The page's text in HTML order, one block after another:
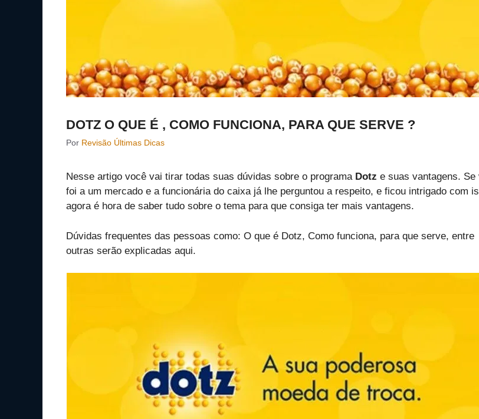
DOTZ O QUE É , COMO FUNCIONA, PARA QUE SERVE ?
Por Revisão Últimas Dicas
Nesse artigo você vai tirar todas suas dúvidas sobre o programa Dotz e suas vantagens. Se
foi a um mercado e a funcionária do caixa já lhe perguntou a respeito, e ficou intrigado com
agora é hora de saber tudo sobre o tema para que consiga ter mais vantagens.
Dúvidas frequentes das pessoas como: O que é Dotz, Como funciona, para que serve, entre
outras serão explicadas aqui.